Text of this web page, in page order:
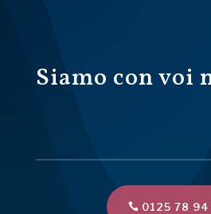
Siamo con voi
0125 78